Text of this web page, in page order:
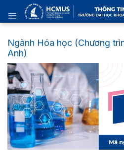
content
Ngành Hóa học (Chương
Anh)